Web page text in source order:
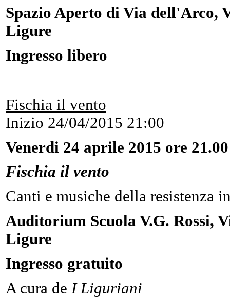
Spazio Aperto di Via dell'Arco,
Ligure
Ingresso libero
Fischia il vento
Inizio 24/04/2015 21:00
Venerdi 24 aprile 2015 ore 21.00
Fischia il vento
Canti e musiche della resistenza
Auditorium Scuola V.G. Rossi,
Ligure
Ingresso gratuito
A cura de I Liguriani